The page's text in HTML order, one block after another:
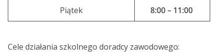
Piątek 8:00 – 11:00
Cele działania szkolnego doradcy zawodowego: